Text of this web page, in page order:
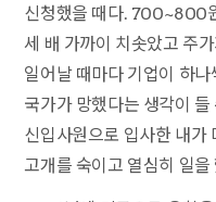
신청했을 때다. 700~800
세 배 가까이 치솟았고 주
일어날 때마다 기업이 하
국가가 망했다는 생각이 들
신입사원으로 입사한 내가
고개를 숙이고 열심히 일을